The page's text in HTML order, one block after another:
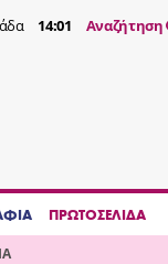
14:01 Αναζήτηση
ΠΡΩΤΟΣΕΛΙΔΑ